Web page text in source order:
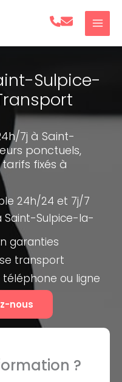
Sulpice-
7j à Saint-
ponctuels,
fixés à
24h/24 et 7j/7
Saint-Sulpice-la-
garanties
transport
ou ligne
nous
?